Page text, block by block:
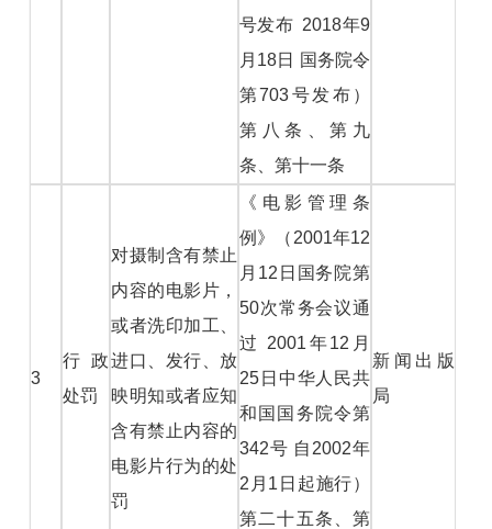
号发布 2018年9
月18日 国务院令
第703号发布）
第八条、第九
条、第十一条
3
行政
处罚
对摄制含有禁止
内容的电影片，
或者洗印加工、
进口、发行、放
映明知或者应知
含有禁止内容的
电影片行为的处
罚
《电影管理条
例》（2001年12
月12日国务院第
50次常务会议通
过 2001年12月
25日中华人民共
和国国务院令第
342号 自2002年
2月1日起施行）
第二十五条、第
新闻出版
局